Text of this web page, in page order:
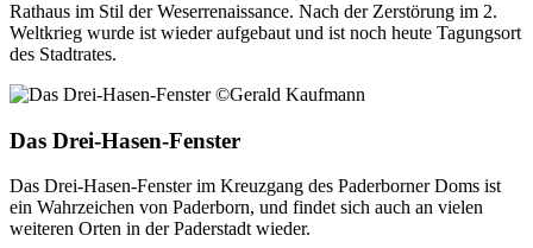
Rathaus im Stil der Weserrenaissance. Nach der Zerstörung im 2.
Weltkrieg wurde ist wieder aufgebaut und ist noch heute Tagungsort
des Stadtrates.
Das Drei-Hasen-Fenster
Das Drei-Hasen-Fenster im Kreuzgang des Paderborner Doms ist
ein Wahrzeichen von Paderborn, und findet sich auch an vielen
weiteren Orten in der Paderstadt wieder.